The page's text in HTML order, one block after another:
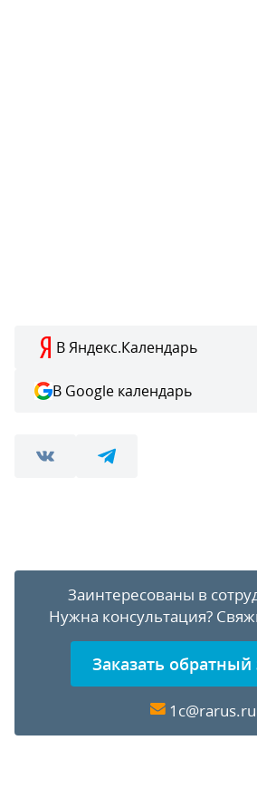
В Яндекс.Календарь
В Google календарь
Заинтересованы в
Нужна консультация?
Заказать обратный
1c@rarus.ru